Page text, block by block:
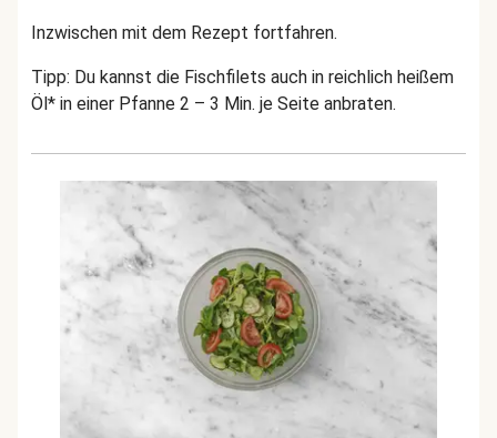
Inzwischen mit dem Rezept fortfahren.
Tipp: Du kannst die Fischfilets auch in reichlich heißem
Öl* in einer Pfanne 2 – 3 Min. je Seite anbraten.